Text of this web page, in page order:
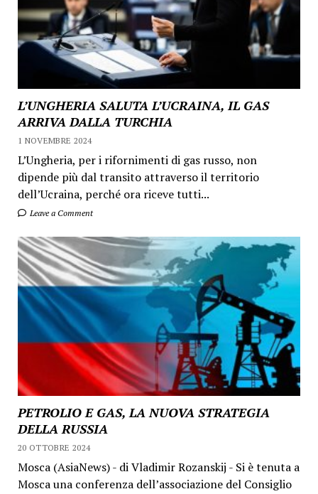
L’UNGHERIA SALUTA L’UCRAINA, IL GAS
ARRIVA DALLA TURCHIA
1 NOVEMBRE 2024
L’Ungheria, per i rifornimenti di gas russo, non
dipende più dal transito attraverso il territorio
dell’Ucraina, perché ora riceve tutti...
Leave a Comment
PETROLIO E GAS, LA NUOVA STRATEGIA
DELLA RUSSIA
20 OTTOBRE 2024
Mosca (AsiaNews) - di Vladimir Rozanskij - Si è tenuta a
Mosca una conferenza dell’associazione del Consiglio